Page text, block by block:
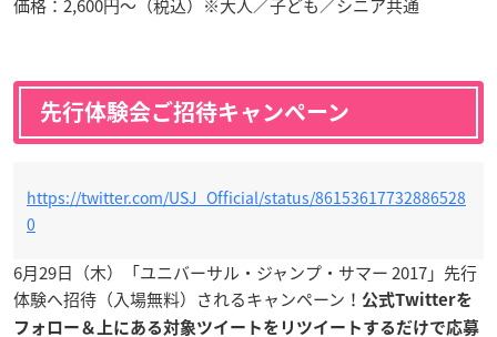
価格：2,600円〜（税込）※大人／子ども／シニア共通
先行体験会ご招待キャンペーン
https://twitter.com/USJ_Official/status/86153617732886528
0
6月29日（木）「ユニバーサル・ジャンプ・サマー 2017」先行
体験へ招待（入場無料）されるキャンペーン！ 公式Twitterを
フォロー＆上にある対象ツイートをリツイートするだけで応募